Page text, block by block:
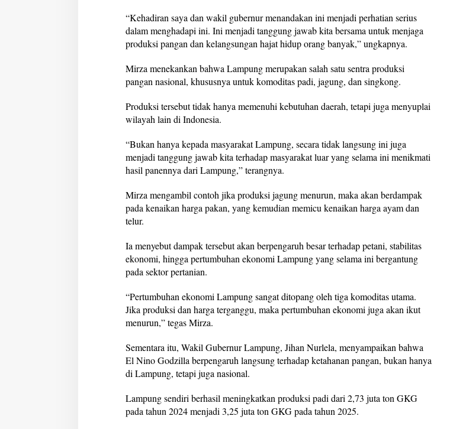
“Kehadiran saya dan wakil gubernur menandakan ini menjadi perhatian serius
dalam menghadapi ini. Ini menjadi tanggung jawab kita bersama untuk menjaga
produksi pangan dan kelangsungan hajat hidup orang banyak,” ungkapnya.
Mirza menekankan bahwa Lampung merupakan salah satu sentra produksi
pangan nasional, khususnya untuk komoditas padi, jagung, dan singkong.
Produksi tersebut tidak hanya memenuhi kebutuhan daerah, tetapi juga menyuplai
wilayah lain di Indonesia.
“Bukan hanya kepada masyarakat Lampung, secara tidak langsung ini juga
menjadi tanggung jawab kita terhadap masyarakat luar yang selama ini menikmati
hasil panennya dari Lampung,” terangnya.
Mirza mengambil contoh jika produksi jagung menurun, maka akan berdampak
pada kenaikan harga pakan, yang kemudian memicu kenaikan harga ayam dan
telur.
Ia menyebut dampak tersebut akan berpengaruh besar terhadap petani, stabilitas
ekonomi, hingga pertumbuhan ekonomi Lampung yang selama ini bergantung
pada sektor pertanian.
“Pertumbuhan ekonomi Lampung sangat ditopang oleh tiga komoditas utama.
Jika produksi dan harga terganggu, maka pertumbuhan ekonomi juga akan ikut
menurun,” tegas Mirza.
Sementara itu, Wakil Gubernur Lampung, Jihan Nurlela, menyampaikan bahwa
El Nino Godzilla berpengaruh langsung terhadap ketahanan pangan, bukan hanya
di Lampung, tetapi juga nasional.
Lampung sendiri berhasil meningkatkan produksi padi dari 2,73 juta ton GKG
pada tahun 2024 menjadi 3,25 juta ton GKG pada tahun 2025.